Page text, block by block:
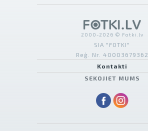
2000-2026 © Fotki.lv
SIA "FOTKI"
Reģ. Nr. 40003679362
Kontakti
SEKOJIET MUMS